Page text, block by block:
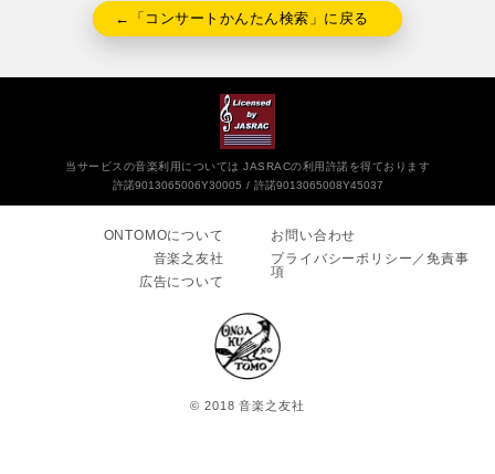
←「コンサートかんたん検索」に戻る
当サービスの音楽利用については JASRACの利用許諾を得ております
許諾9013065006Y30005
許諾9013065008Y45037
ONTOMOについて
音楽之友社
広告について
お問い合わせ
プライバシーポリシー／免責事
項
© 2018 音楽之友社